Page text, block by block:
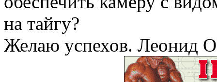
на тайгу?
Желаю успехов. Леонид